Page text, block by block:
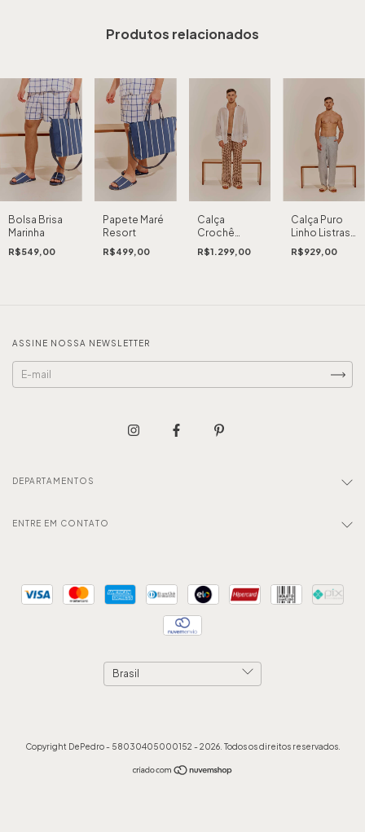
Produtos relacionados
Bolsa Brisa
Marinha
R$549,00
Papete Maré
Resort
R$499,00
Calça
Crochê
Resort
R$1.299,00
Calça Puro
Linho Listras
Resort
R$929,00
ASSINE NOSSA NEWSLETTER
DEPARTAMENTOS
ENTRE EM CONTATO
Copyright DePedro - 58030405000152 - 2026. Todos os direitos reservados.